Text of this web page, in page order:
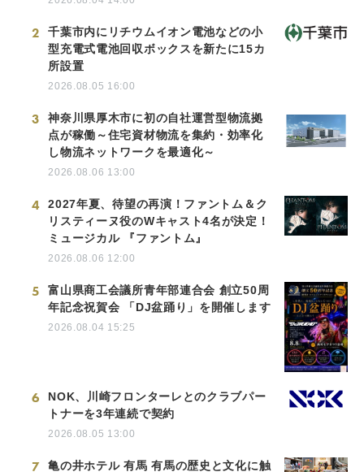
2
千葉市内にリチウムイオン電池などの小
型充電式電池回収ボックスを新たに15カ
所設置
2026.08.05 16:00
3
神奈川県厚木市に初の自社運営型物流拠
点が稼働～住宅資材物流を集約・効率化
し物流ネットワークを最適化～
2026.08.06 13:00
4
2027年夏、待望の再演！ファントム＆ク
リスティーヌ役のWキャスト4名が決定！
ミュージカル 『ファントム』
2026.08.06 12:00
5
富山県商工会議所青年部連合会 創立50周
年記念祝賀会 「DJ盆踊り」を開催します
2026.08.04 15:25
6
NOK、川崎フロンターレとのクラブパー
トナーを3年連続で契約
2026.08.05 13:00
7
亀の井ホテル 有馬 有馬の歴史と文化に触